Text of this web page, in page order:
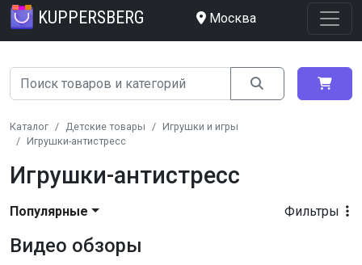
KUPPERSBERG Москва
Каталог Детские товары
Игрушки и игры
Игрушки-антистресс
Игрушки-антистресс
Фильтры
Популярные
Видео обзоры